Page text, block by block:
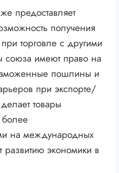
предоставляет
получения
торговле с другими
союза имеют право на
пошлины и
при экспорте/
товары
более
на международных
развитию экономики в